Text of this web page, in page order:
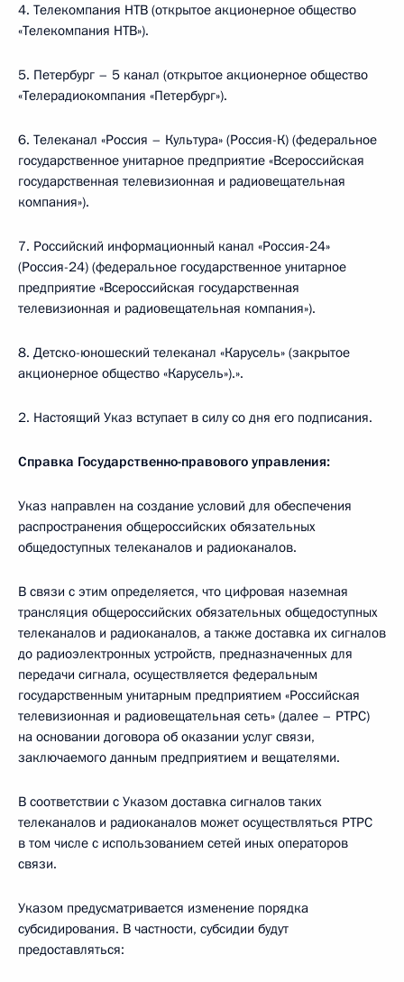
4. Телекомпания НТВ (открытое акционерное общество
«Телекомпания НТВ»).
5. Петербург – 5 канал (открытое акционерное общество
«Телерадиокомпания «Петербург»).
6. Телеканал «Россия – Культура» (Россия-К) (федеральное
государственное унитарное предприятие «Всероссийская
государственная телевизионная и радиовещательная
компания»).
7. Российский информационный канал «Россия-24»
(Россия-24) (федеральное государственное унитарное
предприятие «Всероссийская государственная
телевизионная и радиовещательная компания»).
8. Детско-юношеский телеканал «Карусель» (закрытое
акционерное общество «Карусель»).».
2. Настоящий Указ вступает в силу со дня его подписания.
Справка Государственно-правового управления:
Указ направлен на создание условий для обеспечения
распространения общероссийских обязательных
общедоступных телеканалов и радиоканалов.
В связи с этим определяется, что цифровая наземная
трансляция общероссийских обязательных общедоступных
телеканалов и радиоканалов, а также доставка их сигналов
до радиоэлектронных устройств, предназначенных для
передачи сигнала, осуществляется федеральным
государственным унитарным предприятием «Российская
телевизионная и радиовещательная сеть» (далее – РТРС)
на основании договора об оказании услуг связи,
заключаемого данным предприятием и вещателями.
В соответствии с Указом доставка сигналов таких
телеканалов и радиоканалов может осуществляться РТРС
в том числе с использованием сетей иных операторов
связи.
Указом предусматривается изменение порядка
субсидирования. В частности, субсидии будут
предоставляться: